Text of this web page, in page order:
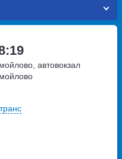
автовокзал